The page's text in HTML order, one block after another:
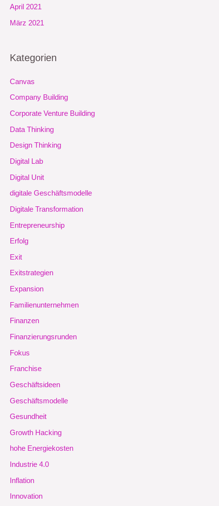
April 2021
März 2021
Kategorien
Canvas
Company Building
Corporate Venture Building
Data Thinking
Design Thinking
Digital Lab
Digital Unit
digitale Geschäftsmodelle
Digitale Transformation
Entrepreneurship
Erfolg
Exit
Exitstrategien
Expansion
Familienunternehmen
Finanzen
Finanzierungsrunden
Fokus
Franchise
Geschäftsideen
Geschäftsmodelle
Gesundheit
Growth Hacking
hohe Energiekosten
Industrie 4.0
Inflation
Innovation